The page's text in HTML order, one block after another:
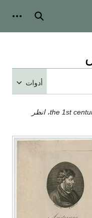
بحث
أدوات